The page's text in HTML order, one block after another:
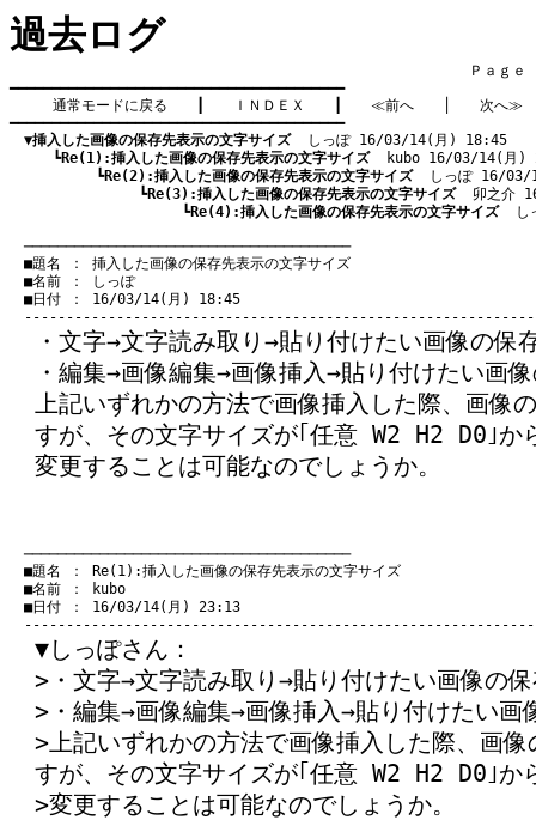
過去ログ
Ｐａｇｅ
━━━━━━━━━━━━━━━━━━━━━━━━━━━━━━━━━━━━━━━━
通常モードに戻る
ＩＮＤＥＸ ≪前へ
次へ≫
━━━━━━━━━━━━━━━━━━━━━━━━━━━━━━━━━━━━━━━━
▼挿入した画像の保存先表示の文字サイズ
  しっぽ 16/03/14(月) 18:45
┗Re(1):挿入した画像の保存先表示の文字サイズ
kubo 16/03/14(月)
┗Re(2):挿入した画像の保存先表示の文字サイズ
しっぽ 16/
┗Re(3):挿入した画像の保存先表示の文字サイズ
卯之介
┗Re(4):挿入した画像の保存先表示の文字サイズ
し
───────────────────────────────────────
■題名 ： 挿入した画像の保存先表示の文字サイズ
■名前 ： しっぽ
■日付 ： 16/03/14(月) 18:45
・文字→文字読み取り→貼り付けたい画像の保
・編集→画像編集→画像挿入→貼り付けたい画
上記いずれかの方法で画像挿入した際、画像
すが、その文字サイズが｢任意 W2 H2 D0｣か
変更することは可能なのでしょうか。
───────────────────────────────────────
■題名 ： Re(1):挿入した画像の保存先表示の文字サイズ
■名前 ： kubo
■日付 ： 16/03/14(月) 23:13
▼しっぽさん：
>・文字→文字読み取り→貼り付けたい画像の
>・編集→画像編集→画像挿入→貼り付けたい画
>上記いずれかの方法で画像挿入した際、画
すが、その文字サイズが｢任意 W2 H2 D0｣か
>変更することは可能なのでしょうか。